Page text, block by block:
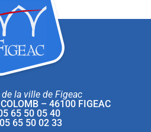
la ville de Figeac
– 46100 FIGEAC
65 50 05 40
65 50 02 33